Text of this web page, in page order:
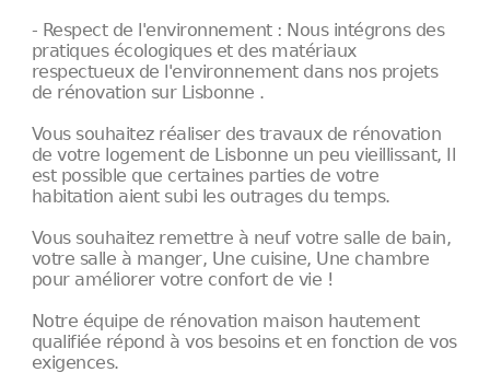
- Respect de l'environnement : Nous intégrons des
pratiques écologiques et des matériaux
respectueux de l'environnement dans nos projets
de rénovation sur Lisbonne .
Vous souhaitez réaliser des travaux de rénovation
de votre logement de Lisbonne un peu vieillissant, Il
est possible que certaines parties de votre
habitation aient subi les outrages du temps.
Vous souhaitez remettre à neuf votre salle de bain,
votre salle à manger, Une cuisine, Une chambre
pour améliorer votre confort de vie !
Notre équipe de rénovation maison hautement
qualifiée répond à vos besoins et en fonction de vos
exigences.